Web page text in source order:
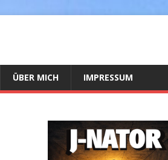
ÜBER MICH IMPRESSUM